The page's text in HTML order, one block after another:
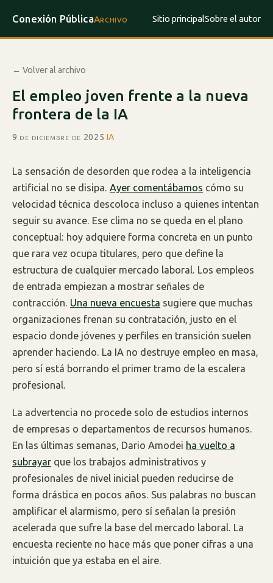
Conexión PúblicaArchivo Sitio principalSobre el autor
← Volver al archivo
El empleo joven frente a la nueva
frontera de la IA
9 de diciembre de 2025·IA
La sensación de desorden que rodea a la inteligencia
artificial no se disipa. Ayer comentábamos cómo su
velocidad técnica descoloca incluso a quienes intentan
seguir su avance. Ese clima no se queda en el plano
conceptual: hoy adquiere forma concreta en un punto
que rara vez ocupa titulares, pero que define la
estructura de cualquier mercado laboral. Los empleos
de entrada empiezan a mostrar señales de
contracción. Una nueva encuesta sugiere que muchas
organizaciones frenan su contratación, justo en el
espacio donde jóvenes y perfiles en transición suelen
aprender haciendo. La IA no destruye empleo en masa,
pero sí está borrando el primer tramo de la escalera
profesional.
La advertencia no procede solo de estudios internos
de empresas o departamentos de recursos humanos.
En las últimas semanas, Dario Amodei ha vuelto a
subrayar que los trabajos administrativos y
profesionales de nivel inicial pueden reducirse de
forma drástica en pocos años. Sus palabras no buscan
amplificar el alarmismo, pero sí señalan la presión
acelerada que sufre la base del mercado laboral. La
encuesta reciente no hace más que poner cifras a una
intuición que ya estaba en el aire.